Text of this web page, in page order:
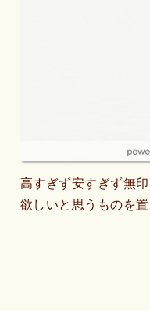
高すぎず安すぎず無
欲しいと思うものを